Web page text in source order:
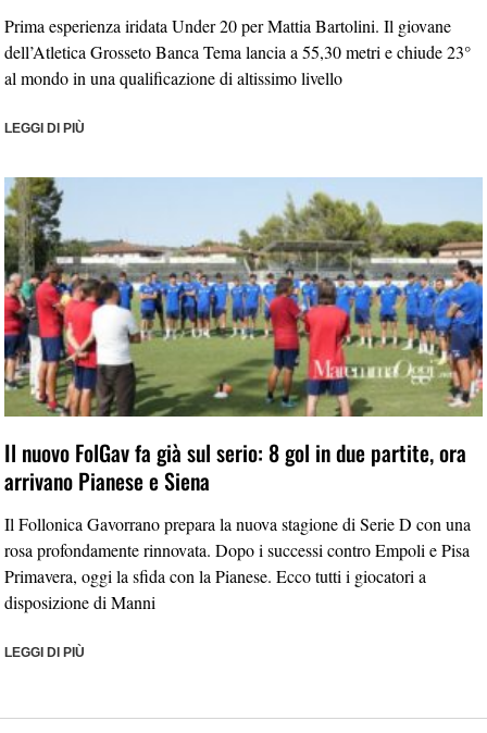
Prima esperienza iridata Under 20 per Mattia Bartolini. Il giovane
dell’Atletica Grosseto Banca Tema lancia a 55,30 metri e chiude 23°
al mondo in una qualificazione di altissimo livello
LEGGI DI PIÙ
Il nuovo FolGav fa già sul serio: 8 gol in due partite, ora
arrivano Pianese e Siena
Il Follonica Gavorrano prepara la nuova stagione di Serie D con una
rosa profondamente rinnovata. Dopo i successi contro Empoli e Pisa
Primavera, oggi la sfida con la Pianese. Ecco tutti i giocatori a
disposizione di Manni
LEGGI DI PIÙ